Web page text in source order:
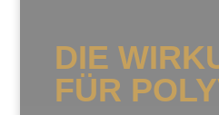
DIE
FÜR